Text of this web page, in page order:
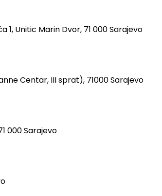
1, Unitic Marin Dvor, 71 000 Sarajevo
Centar, III sprat), 71000 Sarajevo
000 Sarajevo